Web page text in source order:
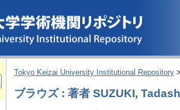
Tokyo Keizai University Institutional Repository
ブラウズ : 著者 SUZUKI,